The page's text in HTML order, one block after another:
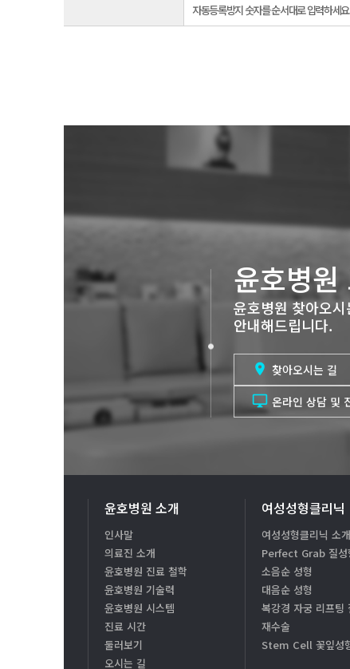
음
성
로
고
자동등록방지 숫자를 순서대로 입력하세
윤호병원
윤호병원 찾아오
안내해드립니다.
 찾아오시는 길
 온라인 상담 및
윤호병원 소개
인사말
의료진 소개
윤호병원 진료 철학
윤호병원 기술력
윤호병원 시스템
진료 시간
둘러보기
오시는 길
여성성형클리닉
여성성형클리닉 소개
Perfect Grab 질성
소음순 성형
대음순 성형
복강경 자궁 리프팅
재수술
Stem Cell 꽃잎성